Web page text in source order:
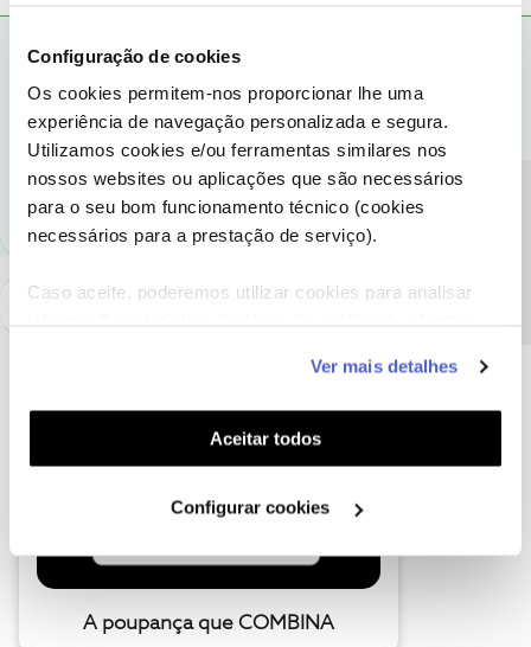
Configuração de cookies
Os cookies permitem-nos proporcionar lhe uma
experiência de navegação personalizada e segura.
Utilizamos cookies e/ou ferramentas similares nos
nossos websites ou aplicações que são necessários
para o seu bom funcionamento técnico (cookies
necessários para a prestação de serviço).
Caso aceite, poderemos utilizar cookies para analisar
funcionalidades (cookies de personalização e
funcionalidade) e adaptar anúncios aos seus interesses
(cookies de publicidade personalizada). Pode gerir a
utilização dos cookies clicando em "Configurar
Ver mais detalhes
Aceitar todos
Configurar cookies
Bond Girl
Dioguido, por aqui tb tá tudo bem..é melhores ligares para a linha
de apoio!
"Eu sou imune"
A poupança que COMBINA